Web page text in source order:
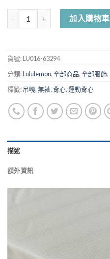
加入購物車
貨號:LU016-63294
分類:Lululemon,全部商品,全部服飾,
標籤:吊嘎,無袖,背心,運動背心
描述
額外資訊